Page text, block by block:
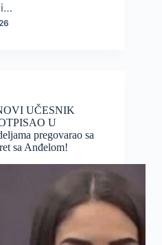
UČESNIK
U
pregovarao sa
sa Anđelom!